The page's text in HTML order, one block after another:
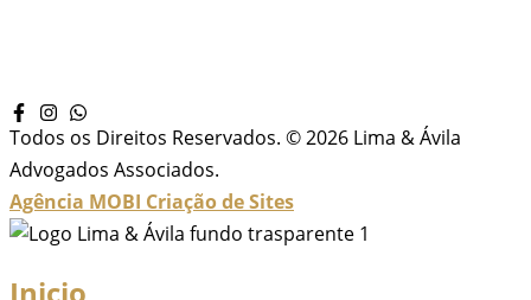
Todos os Direitos Reservados. © 2026 Lima & Ávila
Advogados Associados.
Agência MOBI Criação de Sites